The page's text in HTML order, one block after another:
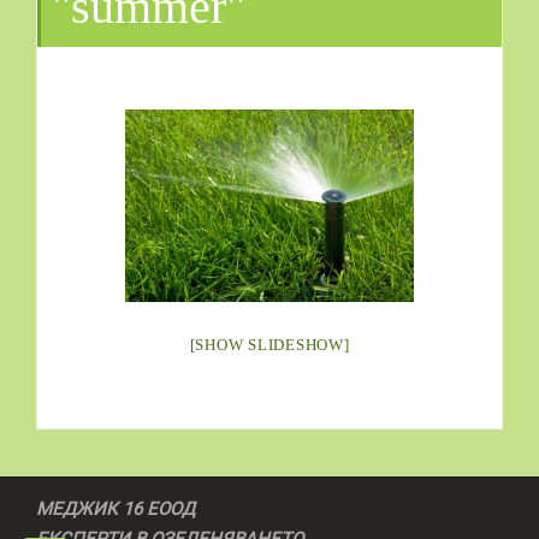
[SHOW SLIDESHOW]
МЕДЖИК 16 ЕООД